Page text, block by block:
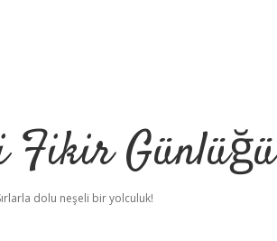
Fikir Günlüğü
dolu neşeli bir yolculuk!